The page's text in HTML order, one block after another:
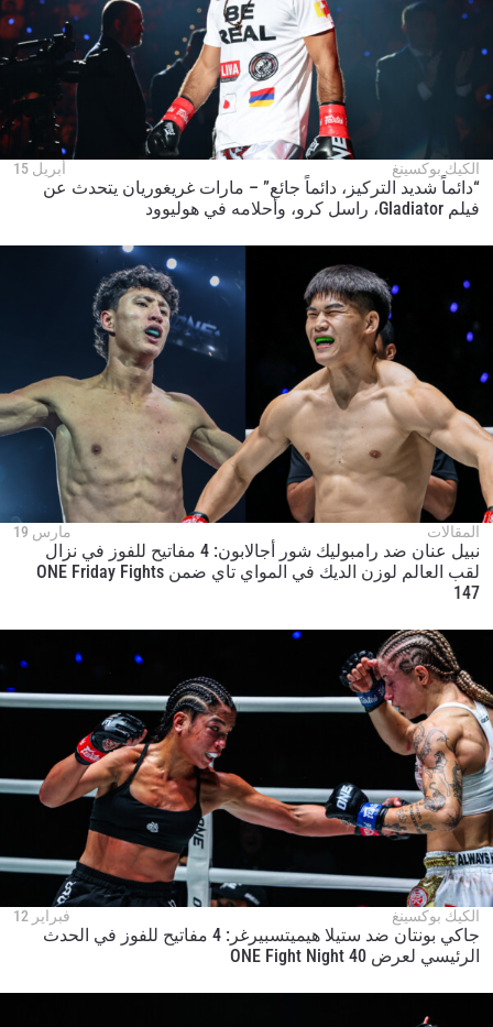
الكيك بوكسينغ أبريل 15
“دائماً شديد التركيز، دائماً جائع” – مارات غريغوريان يتحدث عن
فيلم Gladiator، راسل كرو، وأحلامه في هوليوود
المقالات مارس 19
نبيل عنان ضد رامبوليك شور أجالابون: 4 مفاتيح للفوز في نزال
لقب العالم لوزن الديك في المواي تاي ضمن ONE Friday Fights
147
الكيك بوكسينغ فبراير 12
جاكي بونتان ضد ستيلا هيميتسبيرغر: 4 مفاتيح للفوز في الحدث
الرئيسي لعرض ONE Fight Night 40